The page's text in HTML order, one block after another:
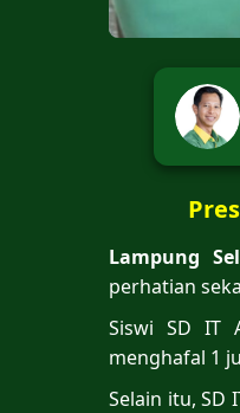
Lampung
perhatian
Siswi SD IT
menghafal 1
Selain itu, SD